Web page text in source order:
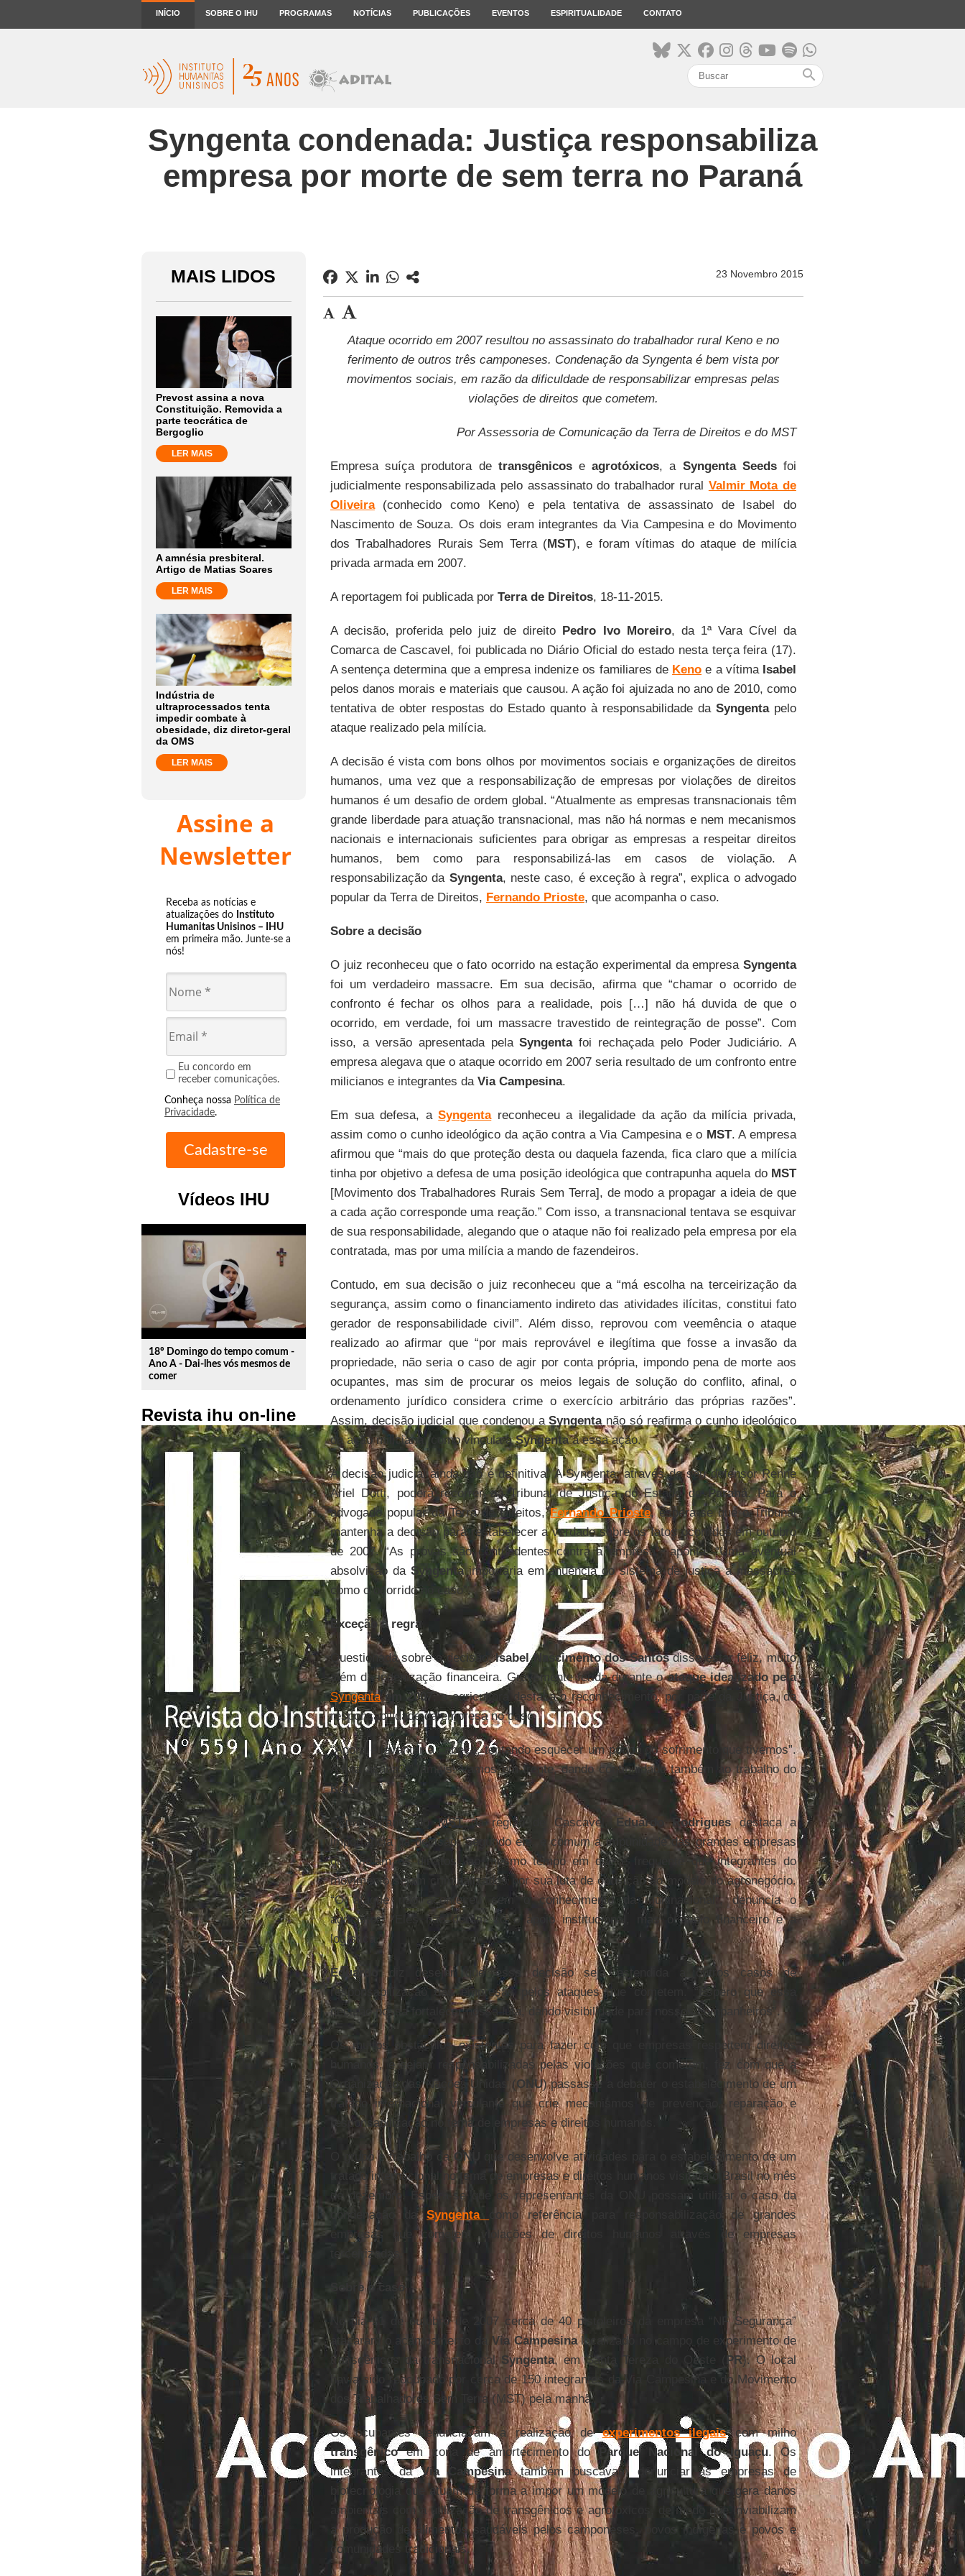
INÍCIO SOBRE O IHU PROGRAMAS NOTÍCIAS PUBLICAÇÕES EVENTOS ESPIRITUALIDADE CONTATO
search
Syngenta condenada: Justiça responsabiliza
empresa por morte de sem terra no Paraná
MAIS LIDOS
Prevost assina a nova
Constituição. Removida a
parte teocrática de
Bergoglio
LER MAIS
A amnésia presbiteral.
Artigo de Matias Soares
LER MAIS
Indústria de
ultraprocessados tenta
impedir combate à
obesidade, diz diretor-geral
da OMS
LER MAIS
Assine a
Newsletter
Receba as notícias e
atualizações do Instituto
Humanitas Unisinos – IHU
em primeira mão. Junte-se a
nós!
Eu concordo em
receber comunicações.
Conheça nossa Política de
Privacidade.
Vídeos IHU
play_circle_outline
18º Domingo do tempo comum -
Ano A - Dai-lhes vós mesmos de
comer
Revista ihu on-line
23 Novembro 2015
Ataque ocorrido em 2007 resultou no assassinato do trabalhador rural Keno e no
ferimento de outros três camponeses. Condenação da Syngenta é bem vista por
movimentos sociais, em razão da dificuldade de responsabilizar empresas pelas
violações de direitos que cometem.
Por Assessoria de Comunicação da Terra de Direitos e do MST
Empresa suíça produtora de transgênicoseagrotóxicos, a Syngenta Seedsfoi
judicialmente responsabilizada pelo assassinato do trabalhador rural Valmir Mota de
Oliveira(conhecido como Keno) e pela tentativa de assassinato de Isabel do
Nascimento de Souza. Os dois eram integrantes da Via Campesina e do Movimento
dos Trabalhadores Rurais Sem Terra (MST), e foram vítimas do ataque de milícia
privada armada em 2007.
A reportagem foi publicada por Terra de Direitos, 18-11-2015.
A decisão, proferida pelo juiz de direito Pedro Ivo Moreiro, da 1ª Vara Cível da
Comarca de Cascavel, foi publicada no Diário Oficial do estado nesta terça feira (17).
A sentença determina que a empresa indenize os familiares de Keno e a vítima Isabel
pelos danos morais e materiais que causou. A ação foi ajuizada no ano de 2010, como
tentativa de obter respostas do Estado quanto à responsabilidade da Syngentapelo
ataque realizado pela milícia.
A decisão é vista com bons olhos por movimentos sociais e organizações de direitos
humanos, uma vez que a responsabilização de empresas por violações de direitos
humanos é um desafio de ordem global. “Atualmente as empresas transnacionais têm
grande liberdade para atuação transnacional, mas não há normas e nem mecanismos
nacionais e internacionais suficientes para obrigar as empresas a respeitar direitos
humanos, bem como para responsabilizá-las em casos de violação. A
responsabilização da Syngenta, neste caso, é exceção à regra”, explica o advogado
popular da Terra de Direitos, Fernando Prioste, que acompanha o caso.
Sobre a decisão
O juiz reconheceu que o fato ocorrido na estação experimental da empresa Syngenta
foi um verdadeiro massacre. Em sua decisão, afirma que “chamar o ocorrido de
confronto é fechar os olhos para a realidade, pois […] não há duvida de que o
ocorrido, em verdade, foi um massacre travestido de reintegração de posse”. Com
isso, a versão apresentada pelaSyngentafoi rechaçada pelo Poder Judiciário. A
empresa alegava que o ataque ocorrido em 2007 seria resultado de um confronto entre
milicianos e integrantes da Via Campesina.
Em sua defesa, aSyngentareconheceu a ilegalidade da ação da milícia privada,
assim como o cunho ideológico da ação contra a Via Campesina e o MST. A empresa
afirmou que “mais do que proteção desta ou daquela fazenda, fica claro que a milícia
tinha por objetivo a defesa de uma posição ideológica que contrapunha aquela do MST
[Movimento dos Trabalhadores Rurais Sem Terra], de modo a propagar a ideia de que
a cada ação corresponde uma reação.” Com isso, a transnacional tentava se esquivar
de sua responsabilidade, alegando que o ataque não foi realizado pela empresa por ela
contratada, mas por uma milícia a mando de fazendeiros.
Contudo, em sua decisão o juiz reconheceu que a “má escolha na terceirização da
segurança, assim como o financiamento indireto das atividades ilícitas, constitui fato
gerador de responsabilidade civil”. Além disso, reprovou com veemência o ataque
realizado ao afirmar que “por mais reprovável e ilegítima que fosse a invasão da
propriedade, não seria o caso de agir por conta própria, impondo pena de morte aos
ocupantes, mas sim de procurar os meios legais de solução do conflito, afinal, o
ordenamento jurídico considera crime o exercício arbitrário das próprias razões”.
Assim, decisão judicial que condenou aSyngentanão só reafirma o cunho ideológico
da ação miliciana, como vincula aSyngentaa essa ação.
A decisão judicial ainda não é definitiva. A Syngenta, através de seu defensor Renne
Ariel Dotti, poderá recorrer ao Tribunal de Justiça do Estado do Paraná. Para o
advogado popular da Terra de Direitos,Fernando Prioste, espera-se que o Tribunal
mantenha a decisão para restabelecer a verdade sobre os fatos ocorridos em outubro
de 2007. “As provas são contundentes contra a empresa”, aponta. “Uma eventual
absolvição da Syngentaimportaria em anuência do sistema de justiça a massacres
como o ocorrido no caso”.
Exceção à regra
Questionada sobre a decisão,Isabel Nascimento dos Santosdisse estar feliz, muito
além da indenização financeira. Gravemente ferida durante oataque idealizado pela
Syngentaem 2007 , a agricultora destaca o reconhecimento, por parte da Justiça, da
responsabilidade da empresa no caso.
“Agora é levantar a cabeça, tentando esquecer um pouco do sofrimento que tivemos”.
A luta acaba? ”Jamais! Vamos em frente, dando continuidade também ao trabalho do
Keno”.
Representante doMSTda região de Cascavel,Eduardo Rodriguesdestaca a
importância da decisão. Segundo ele, é comum a impunidade das grandes empresas
que violam os direitos, ao mesmo tempo em que é frequente que integrantes do
movimento sejam criminalizados por sua luta de oposição ao modelo do agronegócio.
“O ataque não aconteceu sem o conhecimento da multinacional”, denuncia o
agricultor. “Eles não deram só o apoio institucional, mas o apoio financeiro e a
logística.”
Eduardo
diz desejar que essa decisão seja estendida a outros casos de
responsabilização das empresas pelos ataques que cometem. “Espero que essa
decisão possa fortalecer nossa luta, dando visibilidade para nossos companheiros”.
Os muitos obstáculos existentes para fazer com que empresas respeitem direitos
humanos, e sejam responsabilizadas pelas violações que cometem, fez com que a
Organização das Nações Unidas (ONU) passasse a debater o estabelecimento de um
tratado internacional vinculante que crie mecanismos de prevenção, reparação e
responsabilização no tema de empresas e direitos humanos.
O grupo e trabalho daONU
que desenvolve atividades para o estabelecimento de um
tratado internacional no tema de empresas e direitos humanos visitará o Brasil no mês
de dezembro. Espera-se que os representantes da ONU possam utilizar o caso da
condenação daSyngenta
como referência para responsabilização de grandes
empresas que cometem violações de direitos humanos através de empresas
terceirizadas.
Sobre o caso
No dia 21 de outubro de 2007 cerca de 40 pistoleiros da empresa “NF Segurança”
atacaram o acampamento da Via Campesinalocalizado no campo de experimento de
transgênicos da transnacional Syngenta, em Santa Tereza do Oeste ( PR). O local
havia sido reocupado por cerca de 150 integrantes da Via Campesina e do Movimento
dos Trabalhadores Sem Terra (MST) pela manhã.
Os ocupantes denunciavam a realização deexperimentos ilegaiscom milho
transgênicoem zona de amortecimento do Parque Nacional do Iguaçu. Os
integrantes daVia Campesinatambém buscavam denunciar as empresas de
biotecnologia que atuam de forma a impor um modelo de agricultura que gera danos
ambientais com a utilização de transgênicos e agrotóxicos, de modo que inviabilizam
a produção de alimentos saudáveis pelos camponeses, povos indígenas e povos e
comunidades tradicionais.